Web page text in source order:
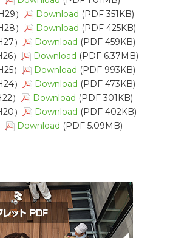
）
Download (PDF 351KB)
）
Download (PDF 425KB)
）
Download (PDF 459KB)
）
Download (PDF 6.37MB)
）
Download (PDF 993KB)
）
Download (PDF 473KB)
）
Download (PDF 301KB)
）
Download (PDF 402KB)
Download (PDF 5.09MB)